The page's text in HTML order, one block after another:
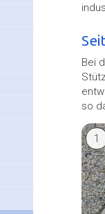
Bei
so
1